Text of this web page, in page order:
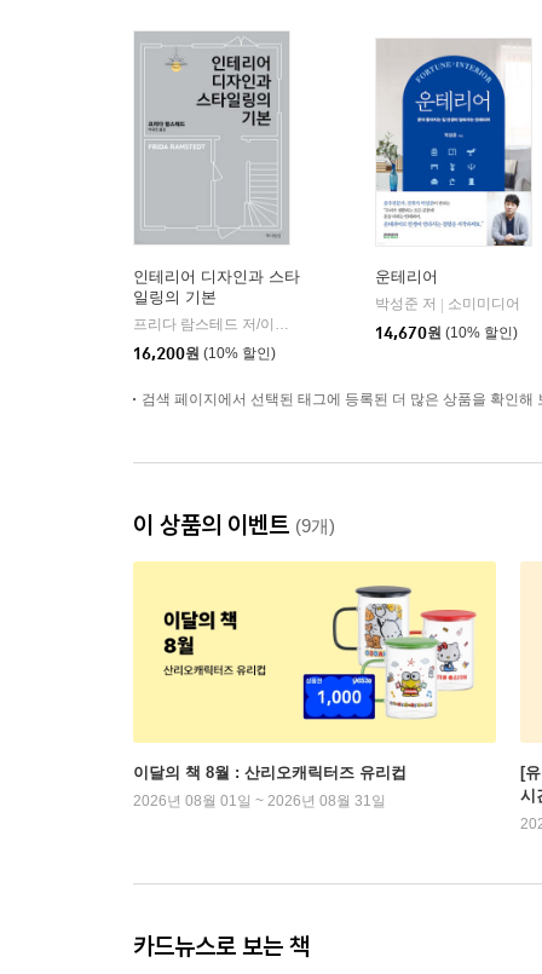
인테리어 디자인과 스타
일링의 기본
프리다 람스테드 저/이유진 역
책사람집
16,200원 (10% 할인)
운테리어
박성준 저
소미미디어
14,670원 (10% 할인)
검색 페이지에서 선택된 태그에 등록된 더 많은 상품을 확인해
이 상품의 이벤트 (9개)
이달의 책 8월 : 산리오캐릭터즈 유리컵
2026년 08월 01일 ~ 2026년 08월 31일
[
시
카드뉴스로 보는 책